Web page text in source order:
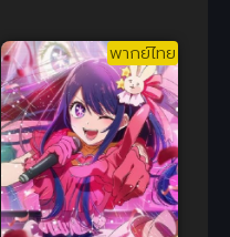
ภัยสุดแสนน่า
รัก
พากย์ไทย